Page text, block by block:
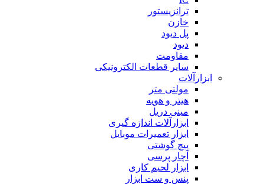
ترانزیستور
خازن
پل دیود
دیود
مقاومت
سایر قطعات الکترونیکی
ابزارآلات
مولتی متر
هیتر و هویه
مینی دریل
ابزارآلات اندازه گیری
ابزار تعمیرات موبایل
پیچ گوشتی
آچار پرسی
ابزار لحیم کاری
پنس و ست ابزار